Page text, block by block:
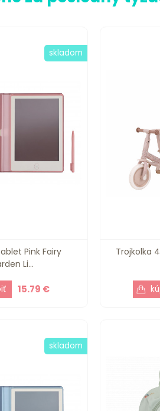
Pink Fairy
Li...
15.79 €
skladom
Trojkolka
skladom